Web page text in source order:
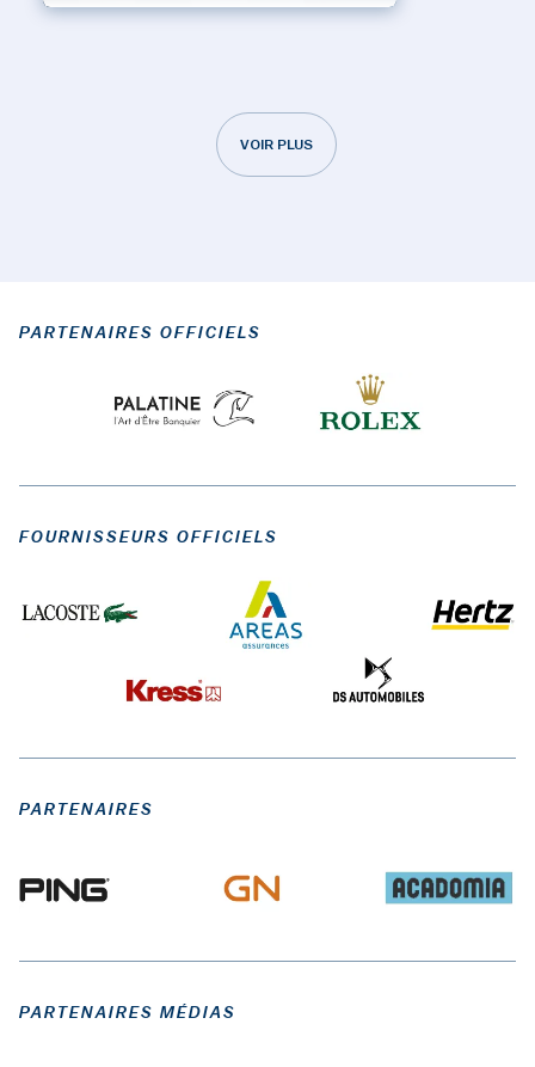
VOIR PLUS
PARTENAIRES OFFICIELS
FOURNISSEURS OFFICIELS
PARTENAIRES
PARTENAIRES MÉDIAS